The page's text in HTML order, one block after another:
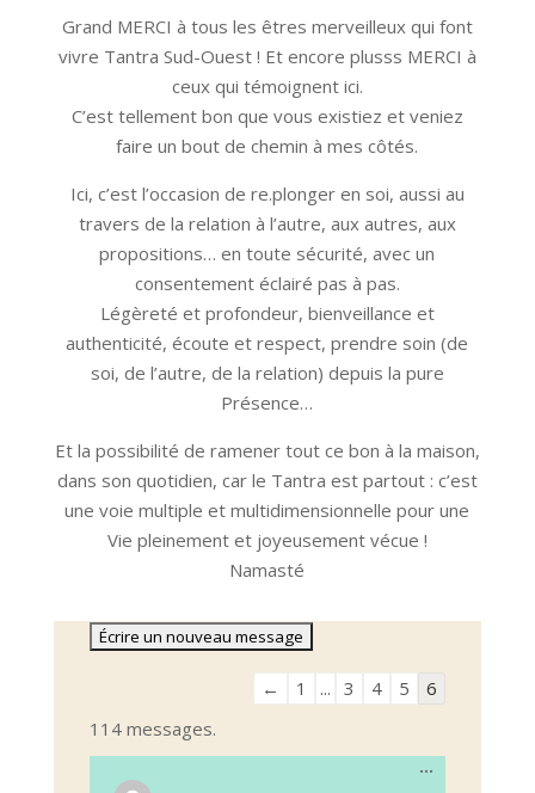
Grand MERCI à tous les êtres merveilleux qui font
vivre Tantra Sud-Ouest ! Et encore plusss MERCI à
ceux qui témoignent ici.
C’est tellement bon que vous existiez et veniez
faire un bout de chemin à mes côtés.
Ici, c’est l’occasion de re.plonger en soi, aussi au
travers de la relation à l’autre, aux autres, aux
propositions… en toute sécurité, avec un
consentement éclairé pas à pas.
Légèreté et profondeur, bienveillance et
authenticité, écoute et respect, prendre soin (de
soi, de l’autre, de la relation) depuis la pure
Présence…
Et la possibilité de ramener tout ce bon à la maison,
dans son quotidien, car le Tantra est partout : c’est
une voie multiple et multidimensionnelle pour une
Vie pleinement et joyeusement vécue !
Namasté
Navigation
← 1 ... 3 4 5
6
114 messages.
...